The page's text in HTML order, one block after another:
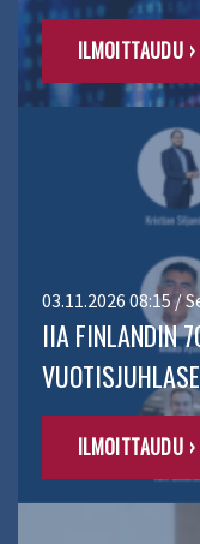
ILMOITTAUDU ›
03.11.2026 08:15 /
IIA FINLANDIN
ILMOITTAUDU ›